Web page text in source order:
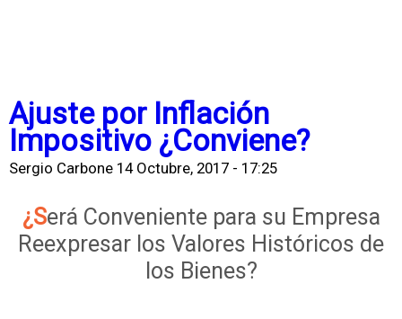
Ajuste por Inflación
Impositivo ¿Conviene?
Sergio Carbone 14 Octubre, 2017 - 17:25
¿Será Conveniente para su Empresa
Reexpresar los Valores Históricos de
los Bienes?